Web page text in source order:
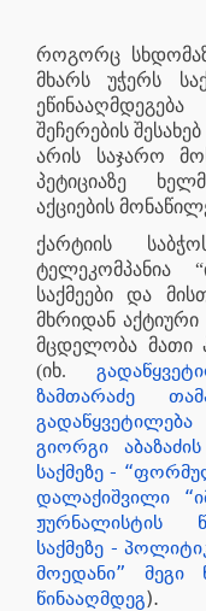
როგორც
მხარს უჭერს
შეჩერების
არის საჯარო
პეტიციაზე
აქციების
ქარტიის
ტელეკომპანია
საქმეები და
მხრიდან
მცდელობა მათი
(იხ.
ზამთარაძე
გიორგი
საქმეზე -
დალაქიშვილი
ჟურნალისტის
საქმეზე -
მოედანი” მეგი
წინააღმდეგ).